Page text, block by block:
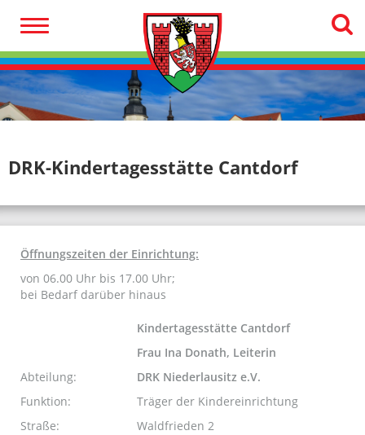
DRK-Kindertagesstätte Cantdorf
Öffnungszeiten der Einrichtung:
von 06.00 Uhr bis 17.00 Uhr;
bei Bedarf darüber hinaus
Kindertagesstätte Cantdorf
Frau Ina Donath, Leiterin
Abteilung:
DRK Niederlausitz e.V.
Funktion:
Träger der Kindereinrichtung
Straße:
Waldfrieden 2